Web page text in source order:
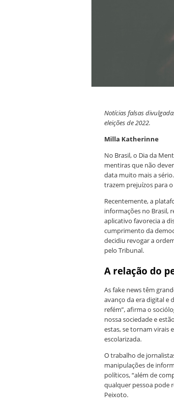
Notícias falsas
eleições de 2022.
Milla Katherinne
No Brasil, o Dia da
mentiras que não
data muito mais a
trazem prejuízos para
Recentemente, a
informações no Brasil,
aplicativo favorecia a
cumprimento da
decidiu revogar a
pelo Tribunal.
A relação do
As fake news têm
avanço da era digital e
refém”, afirma o
nossa sociedade e
estas, se tornam virais
escolarizada.
O trabalho de
manipulações de
políticos, “além de
qualquer pessoa pode
Peixoto.